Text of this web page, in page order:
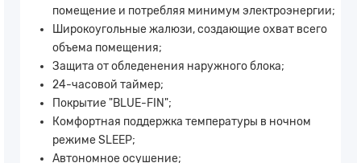
помещение и потребляя минимум электроэнергии;
Широкоугольные жалюзи, создающие охват всего
объема помещения;
Защита от обледенения наружного блока;
24-часовой таймер;
Покрытие "BLUE-FIN";
Комфортная поддержка температуры в ночном
режиме SLEEP;
Автономное осушение;